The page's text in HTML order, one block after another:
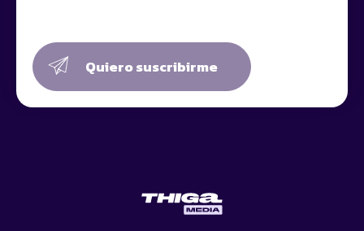
Quiero suscribirme